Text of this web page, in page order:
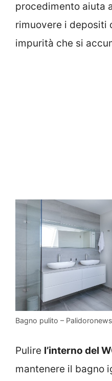
procedimento aiuta
rimuovere i depositi
impurità che si
Bagno pulito –
Pulire l’interno del
mantenere il bagno